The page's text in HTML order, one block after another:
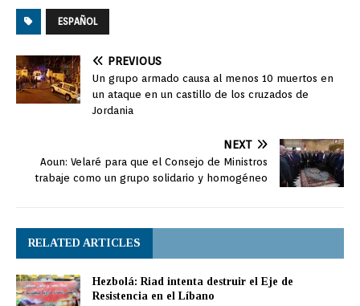
ESPAÑOL
PREVIOUS
Un grupo armado causa al menos 10 muertos en
un ataque en un castillo de los cruzados de
Jordania
NEXT
Aoun: Velaré para que el Consejo de Ministros
trabaje como un grupo solidario y homogéneo
RELATED ARTICLES
Hezbolá: Riad intenta destruir el Eje de
Resistencia en el Líbano